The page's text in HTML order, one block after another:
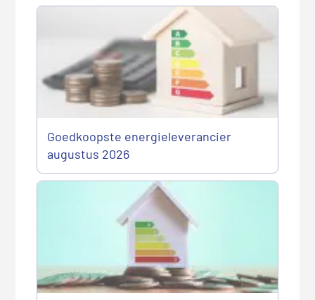
Goedkoopste energieleverancier
augustus 2026